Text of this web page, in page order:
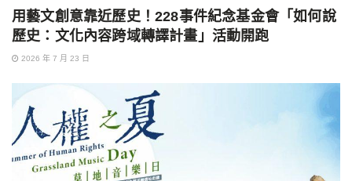
用藝文創意靠近歷史！228事件紀念基金會「如何說
歷史：文化內容跨域轉譯計畫」活動開跑
2026 年 7 月 23 日